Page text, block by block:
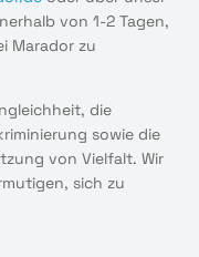
von 1-2 Tagen,
Marador zu
die
sowie die
von Vielfalt. Wir
sich zu